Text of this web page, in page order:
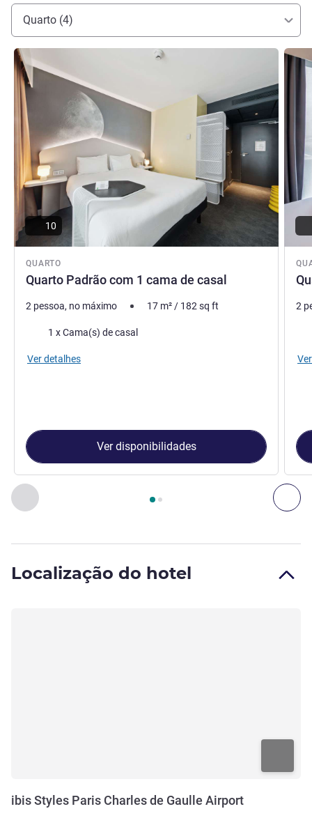
CDG.
Stéphane LECARPENTIER, Gerência do hotel
Quarto (4)
Anterior - Quarto
Página , Quarto 1 : Quarto Padrão com 1 cama de
QUARTO
Quarto Padrão com 1 cama de casal
Ver detalhes
10
2 pessoa, no máximo 17 m²/ 182sq ft
Roupa de cama
1 x Cama(s) de casal
Ver detalhes
Ver disponibilidades
Ver
2
Localização do hotel
ibis Styles Paris Charles de Gaulle Airport